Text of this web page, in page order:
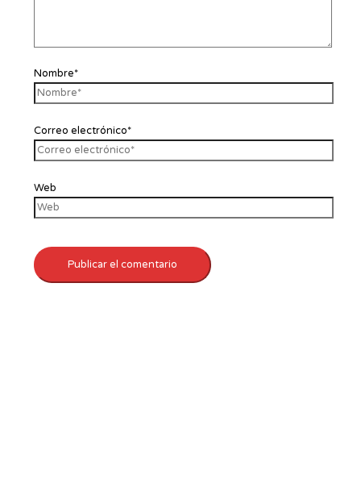
Nombre*
Correo electrónico*
Web